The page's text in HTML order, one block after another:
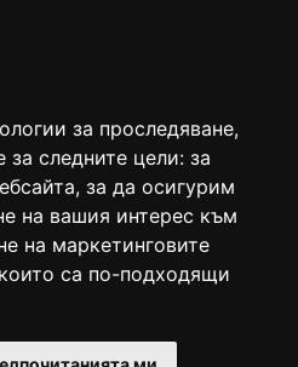
за проследяване,
следните цели: за
, за да осигурим
на вашия интерес към
на маркетинговите
са по-подходящи